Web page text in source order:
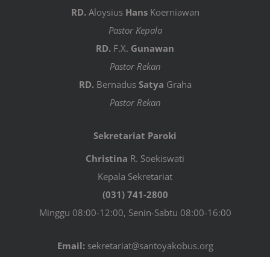
RD.Aloysius HansKoerniawan
Pastor Kepala
RD. F.X. Gunawan
Pastor Rekan
RD.Bernadus Satya Graha
Pastor Rekan
Sekretariat Paroki
Christina R. Soekiswati
Kepala Sekretariat
(031) 741-2800
Minggu 08:00-12:00, Senin-Sabtu 08:00-16:00
Email:sekretariat@santoyakobus.org